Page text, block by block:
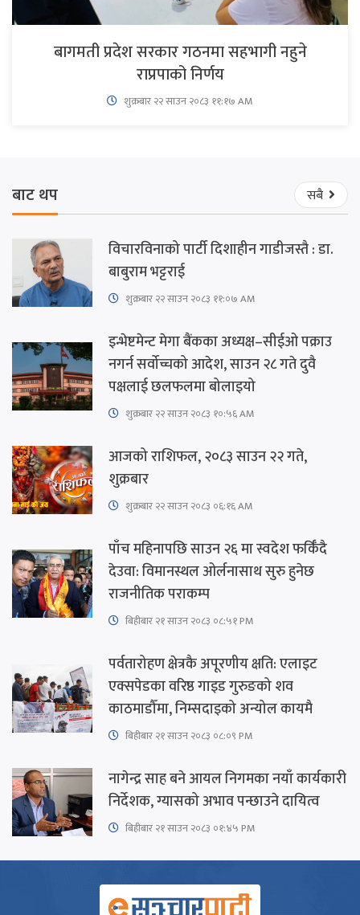
बागमती प्रदेश सरकार गठनमा सहभागी नहुने
राप्रपाको निर्णय
शुक्रबार​ २२ साउन २०८३ ११:१७ AM
बाट थप सबै
विचारविनाको पार्टी दिशाहीन गाडीजस्तै : डा.
बाबुराम भट्टराई
शुक्रबार​ २२ साउन २०८३ ११:०७ AM
इन्भेष्टमेन्ट मेगा बैंकका अध्यक्ष–सीईओ पक्राउ
नगर्न सर्वोच्चको आदेश, साउन २८ गते दुवै
पक्षलाई छलफलमा बोलाइयो
शुक्रबार​ २२ साउन २०८३ १०:५६ AM
आजको राशिफल, २०८३ साउन २२ गते,
शुक्रबार
शुक्रबार​ २२ साउन २०८३ ०६:१६ AM
पाँच महिनापछि साउन २६ मा स्वदेश फर्किँदै
देउवा: विमानस्थल ओर्लनासाथ सुरु हुनेछ
राजनीतिक पराकम्प
बिहीबार २१ साउन २०८३ ०८:५१ PM
पर्वतारोहण क्षेत्रकै अपूरणीय क्षति: एलाइट
एक्सपेडका वरिष्ठ गाइड गुरुङको शव
काठमाडौँमा, निम्सदाइको अन्योल कायमै
बिहीबार २१ साउन २०८३ ०८:०९ PM
नागेन्द्र साह बने आयल निगमका नयाँ कार्यकारी
निर्देशक, ग्यासको अभाव पन्छाउने दायित्व
बिहीबार २१ साउन २०८३ ०१:४५ PM